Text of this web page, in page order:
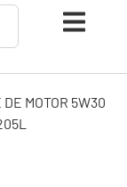
MOTOR 5W30